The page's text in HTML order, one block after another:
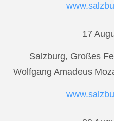
17
Salzburg, Großes
Wolfgang Amadeus